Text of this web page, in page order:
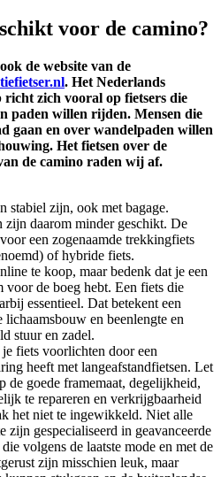
voor de camino?
de website van de
. Het Nederlands
richt zich vooral op fietsers die
paden willen rijden. Mensen die
gaan en over wandelpaden willen
Het fietsen over de
de camino raden wij af.
stabiel zijn, ook met bagage.
zijn daarom minder geschikt. De
een zogenaamde trekkingfiets
of hybride fiets.
te koop, maar bedenk dat je een
voor de boeg hebt. Een fiets die
essentieel. Dat betekent een
lichaamsbouw en beenlengte en
stuur en zadel.
fiets voorlichten door een
heeft met langeafstandfietsen. Let
de goede framemaat, degelijkheid,
te repareren en verkrijgbaarheid
het niet te ingewikkeld. Niet alle
zijn gespecialiseerd in geavanceerde
volgens de laatste mode en met de
zijn misschien leuk, maar